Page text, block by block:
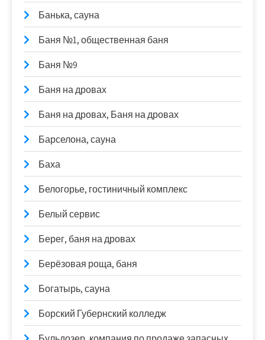
Банька, сауна
Баня №1, общественная баня
Баня №9
Баня на дровах
Баня на дровах, Баня на дровах
Барселона, сауна
Баха
Белогорье, гостиничный комплекс
Белый сервис
Берег, баня на дровах
Берёзовая роща, баня
Богатырь, сауна
Борский Губернский колледж